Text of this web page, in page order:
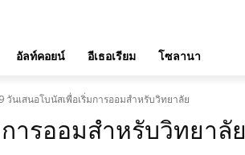
อัลท์คอยน์ อีเธอเรียม โซลานา
วันเสนอโบนัสเพื่อเริ่มการออมสำหรับวิทยาลัย
ารออมสำหรับวิทยาลัย